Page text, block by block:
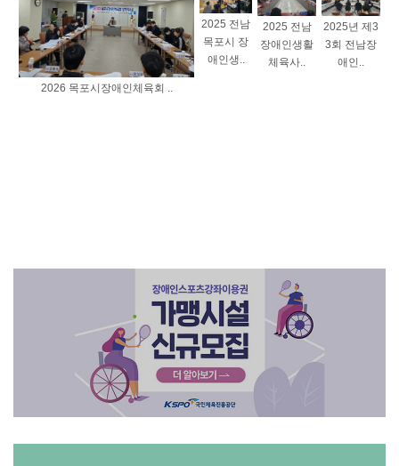
2026 목포시장애인체육회 ..
2025 전남
목포시 장
애인생..
2025 전남
장애인생활
체육사..
2025년 제3
3회 전남장
애인..